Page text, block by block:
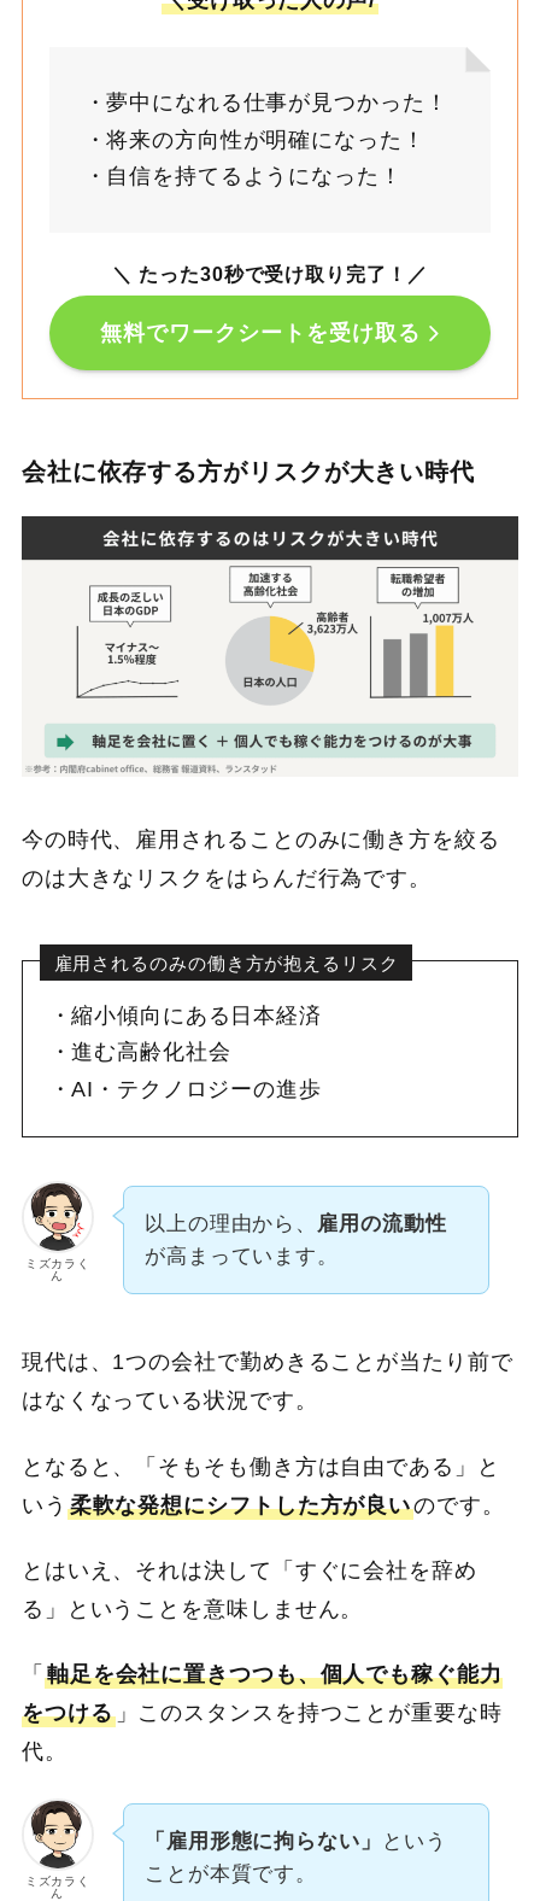
夢中になれる仕事が見つかった！
将来の方向性が明確になった！
自信を持てるようになった！
＼ たった30秒で受け取り完了！ ／
無料でワークシートを受け取る
会社に依存する方がリスクが大きい時代
今の時代、雇用されることのみに働き方を絞る
のは大きなリスクをはらんだ行為です。
雇用されるのみの働き方が抱えるリスク
縮小傾向にある日本経済
進む高齢化社会
AI・テクノロジーの進歩
ミズカラく
ん
以上の理由から、 雇用の流動性
が高まっています。
現代は、1つの会社で勤めきることが当たり前で
はなくなっている状況です。
となると、「そもそも働き方は自由である」と
いう 柔軟な発想にシフトした方が良いのです。
とはいえ、それは決して「すぐに会社を辞め
る」ということを意味しません。
「 軸足を会社に置きつつも、個人でも稼ぐ能力
をつける」このスタンスを持つことが重要な時
代。
ミズカラく
ん
「雇用形態に拘らない」
という
ことが本質です。